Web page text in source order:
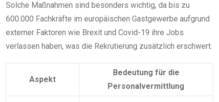
Solche Maßnahmen sind besonders wichtig, da bis zu
600.000 Fachkräfte im europäischen Gastgewerbe aufgrund
externer Faktoren wie Brexit und Covid-19 ihre Jobs
verlassen haben, was die Rekrutierung zusätzlich erschwert.
Aspekt
Bedeutung für die
Personalvermittlung